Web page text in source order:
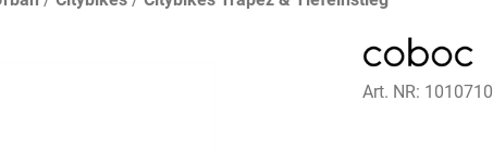
Art. NR: 1010710